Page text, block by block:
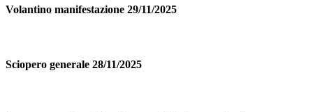
Volantino manifestazione 29/11/2025
Sciopero generale 28/11/2025